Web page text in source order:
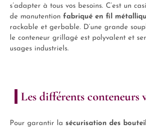
s’adapter à tous vos besoins. C’est un
de manutention fabriqué en fil
rackable et gerbable. D’une grande
le conteneur grillagé est polyvalent et
usages industriels.
Les différents conteneurs
Pour garantir la sécurisation des